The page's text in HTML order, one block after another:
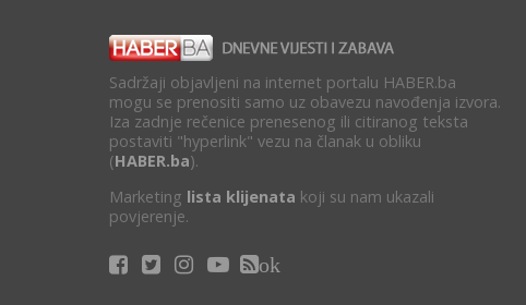
Sadržaji objavljeni na internet portalu HABER.ba
mogu se prenositi samo uz obavezu navođenja izvora.
Iza zadnje rečenice prenesenog ili citiranog teksta
postaviti "hyperlink" vezu na članak u obliku
(HABER.ba).
Marketing lista klijenata koji su nam ukazali
povjerenje.
ok